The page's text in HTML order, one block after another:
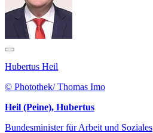
Hubertus Heil
© Photothek/ Thomas Imo
Heil (Peine), Hubertus
Bundesminister für Arbeit und Soziales